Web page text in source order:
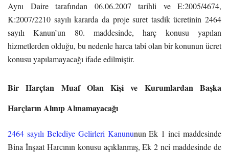
Aynı Daire tarafından 06.06.2007 tarihli ve E:2005/4674,
K:2007/2210 sayılı kararda da proje suret tasdik ücretinin 2464
sayılı Kanun’un 80. maddesinde, harç konusu yapılan
hizmetlerden olduğu, bu nedenle harca tabi olan bir konunun ücret
konusu yapılamayacağı ifade edilmiştir.
Bir Harçtan Muaf Olan Kişi ve Kurumlardan Başka
Harçların Alınıp Alınamayacağı
2464 sayılı Belediye Gelirleri Kanununun Ek 1 inci maddesinde
Bina İnşaat Harcının konusu açıklanmış, Ek 2 nci maddesinde de